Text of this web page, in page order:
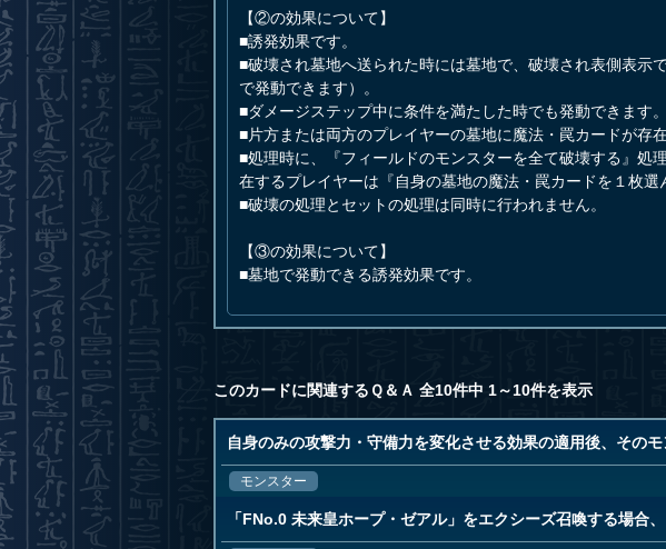
【②の効果について】
■誘発効果です。
■破壊され墓地へ送られた時には墓地で、破壊され表側表示
で発動できます）。
■ダメージステップ中に条件を満たした時でも発動できます。
■片方または両方のプレイヤーの墓地に魔法・罠カードが存
■処理時に、『フィールドのモンスターを全て破壊する』処
在するプレイヤーは『自身の墓地の魔法・罠カードを１枚選
■破壊の処理とセットの処理は同時に行われません。
【③の効果について】
■墓地で発動できる誘発効果です。
このカードに関連するＱ＆Ａ 全10件中 1～10件を表示
自身のみの攻撃力・守備力を変化させる効果の適用後、その
モンスター
「FNo.0 未来皇ホープ・ゼアル」をエクシーズ召喚する場合